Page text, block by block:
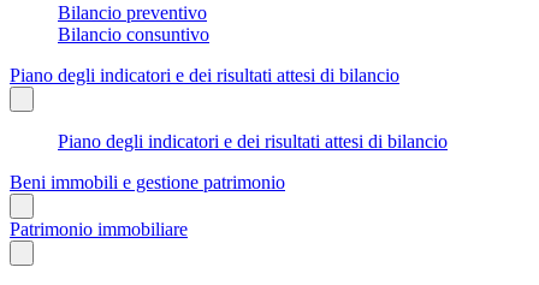
Bilancio preventivo
Bilancio consuntivo
Piano degli indicatori e dei risultati attesi di bilancio
Piano degli indicatori e dei risultati attesi di bilancio
Beni immobili e gestione patrimonio
Patrimonio immobiliare